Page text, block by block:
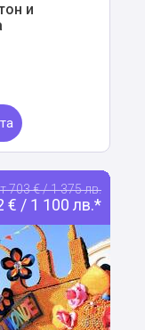
и
703 € / 1 375 лв.
€ / 1 100 лв.*